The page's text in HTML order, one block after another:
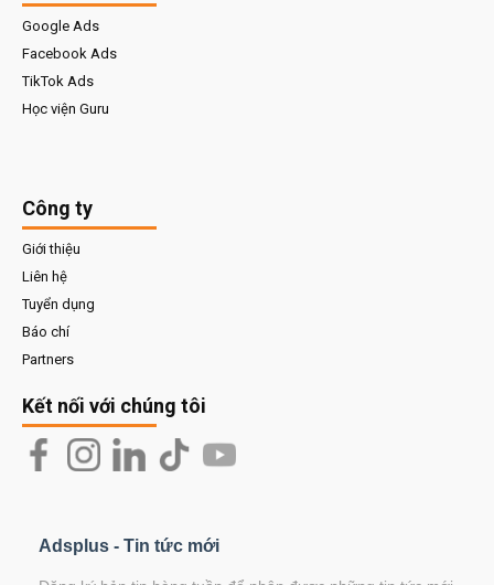
Google Ads
Facebook Ads
TikTok Ads
Học viện Guru
Công ty
Giới thiệu
Liên hệ
Tuyển dụng
Báo chí
Partners
Kết nối với chúng tôi